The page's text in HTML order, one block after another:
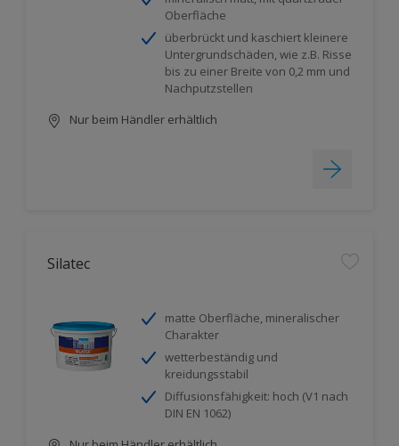
Oberfläche
überbrückt und kaschiert kleinere
Untergrundschäden, wie z.B. Risse
bis zu einer Breite von 0,2 mm und
Nachputzstellen
Nur beim Händler erhältlich
Silatec
matte Oberfläche, mineralischer
Charakter
wetterbeständig und
kreidungsstabil
Diffusionsfähigkeit: hoch (V1 nach
DIN EN 1062)